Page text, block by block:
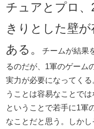
チュアとプロ
きりとした壁
ある。
チームが結果
るのだが、1軍のゲーム
実力が必要になってく
うことは容易なことで
ということで若手に1軍
なことだと思う。しか